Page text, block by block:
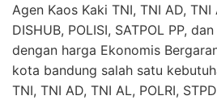
Agen Kaos Kaki TNI, TNI AD, TNI
DISHUB, POLISI, SATPOL PP,
dengan harga Ekonomis
kota bandung salah satu
TNI, TNI AD, TNI AL, POLRI,